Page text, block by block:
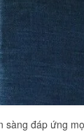
đáp ứng